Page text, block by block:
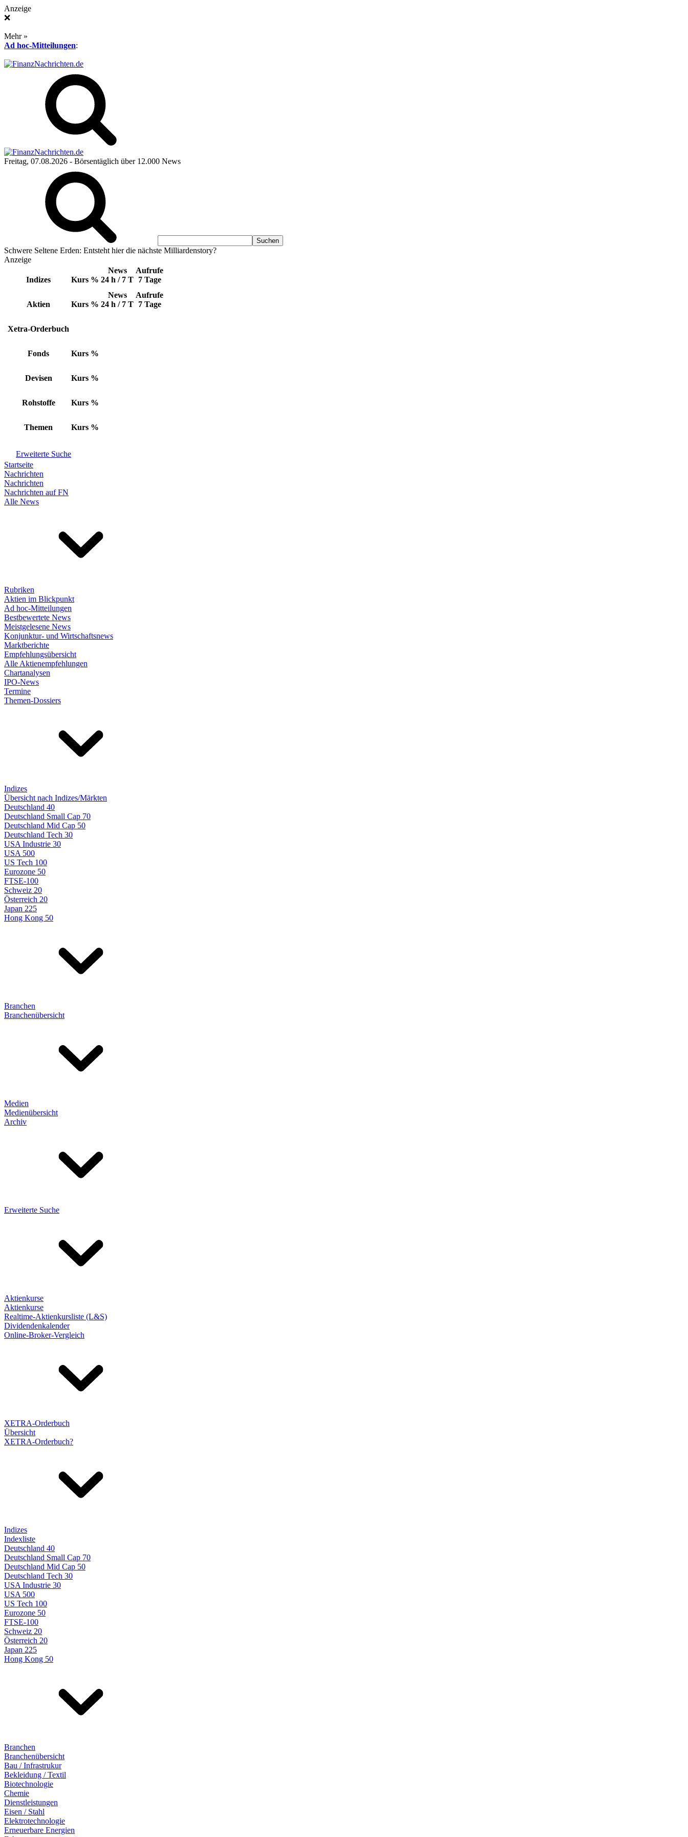
Anzeige
❌
Mehr »
Ad hoc-Mitteilungen:
Freitag, 07.08.2026 - Börsentäglich über 12.000 News
Schwere Seltene Erden: Entsteht hier die nächste Milliardenstory?
Anzeige
Indizes Kurs %
News
24 h / 7 T
Aufrufe
7 Tage
Aktien Kurs %
News
24 h / 7 T
Aufrufe
7 Tage
Xetra-Orderbuch
Fonds Kurs %
Devisen Kurs %
Rohstoffe Kurs %
Themen Kurs %
Erweiterte Suche
Startseite
Nachrichten
Nachrichten
Nachrichten auf FN
Alle News
Rubriken
Aktien im Blickpunkt
Ad hoc-Mitteilungen
Bestbewertete News
Meistgelesene News
Konjunktur- und Wirtschaftsnews
Marktberichte
Empfehlungsübersicht
Alle Aktienempfehlungen
Chartanalysen
IPO-News
Termine
Themen-Dossiers
Indizes
Übersicht nach Indizes/Märkten
Deutschland 40
Deutschland Small Cap 70
Deutschland Mid Cap 50
Deutschland Tech 30
USA Industrie 30
USA 500
US Tech 100
Eurozone 50
FTSE-100
Schweiz 20
Österreich 20
Japan 225
Hong Kong 50
Branchen
Branchenübersicht
Medien
Medienübersicht
Archiv
Erweiterte Suche
Aktienkurse
Aktienkurse
Realtime-Aktienkursliste (L&S)
Dividendenkalender
Online-Broker-Vergleich
XETRA-Orderbuch
Übersicht
XETRA-Orderbuch?
Indizes
Indexliste
Deutschland 40
Deutschland Small Cap 70
Deutschland Mid Cap 50
Deutschland Tech 30
USA Industrie 30
USA 500
US Tech 100
Eurozone 50
FTSE-100
Schweiz 20
Österreich 20
Japan 225
Hong Kong 50
Branchen
Branchenübersicht
Bau / Infrastrukur
Bekleidung / Textil
Biotechnologie
Chemie
Dienstleistungen
Eisen / Stahl
Elektrotechnologie
Erneuerbare Energien